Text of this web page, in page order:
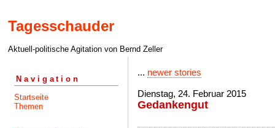
Tagesschauder
Aktuell-politische Agitation von Bernd Zeller
Navigation
Startseite
Themen
... newer stories
Dienstag, 24. Februar 2015
Gedankengut